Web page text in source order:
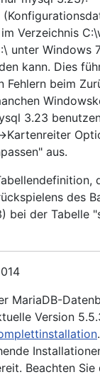
Verzeichnis
unter Windows
kann. Dies
Fehlern beim
3.23
aus.
des
bei der Tabelle
MariaDB-
Version
.
Beachten